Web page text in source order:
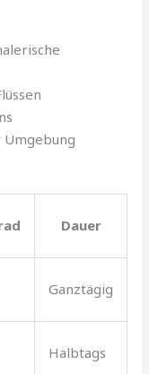
Dauer
Ganztägig
Halbtags